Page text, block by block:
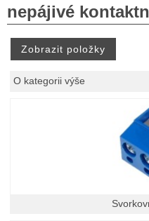
nepájivé
O kategorii výše